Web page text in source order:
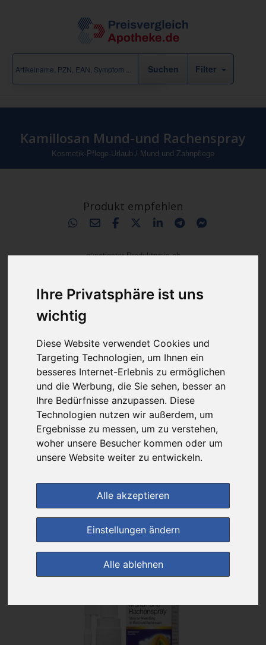
Ihre Privatsphäre ist uns
wichtig
Diese Website verwendet Cookies und
Targeting Technologien, um Ihnen ein
besseres Internet-Erlebnis zu ermöglichen
und die Werbung, die Sie sehen, besser an
Ihre Bedürfnisse anzupassen. Diese
Technologien nutzen wir außerdem, um
Ergebnisse zu messen, um zu verstehen,
woher unsere Besucher kommen oder um
unsere Website weiter zu entwickeln.
Alle akzeptieren
Einstellungen ändern
Alle ablehnen
Filter
Kamillosan Mund-und Rachenspray
Kosmetik-Pflege-Urlaub / Mund und Zahnpflege
Produkt empfehlen
günstigster Produktpreis ab
6,97 €
Apotheke am Clemenshospital
+ 6,50 € Versandkosten
& inkl. MwSt.
Ersparnis: 53 %oder 7,88 €
Preis pro 1 ML / 0,23 €
Daten vom 09.08.2026 11:16 Uhr
(1) Jetzt bewerten!
im Shop bestellen
zur Einkaufsliste